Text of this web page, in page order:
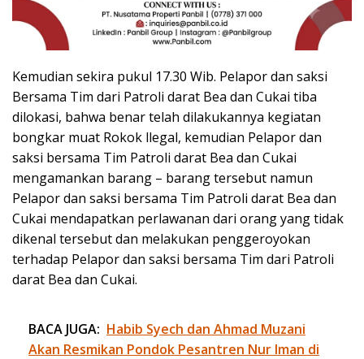
Kemudian sekira pukul 17.30 Wib. Pelapor dan saksi
Bersama Tim dari Patroli darat Bea dan Cukai tiba
dilokasi, bahwa benar telah dilakukannya kegiatan
bongkar muat Rokok llegal, kemudian Pelapor dan
saksi bersama Tim Patroli darat Bea dan Cukai
mengamankan barang – barang tersebut namun
Pelapor dan saksi bersama Tim Patroli darat Bea dan
Cukai mendapatkan perlawanan dari orang yang tidak
dikenal tersebut dan melakukan penggeroyokan
terhadap Pelapor dan saksi bersama Tim dari Patroli
darat Bea dan Cukai.
BACA JUGA: Habib Syech dan Ahmad Muzani
Akan Resmikan Pondok Pesantren Nur Iman di